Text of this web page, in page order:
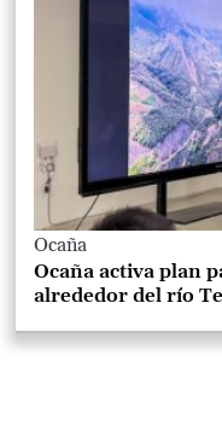
Ocaña
Ocaña activa plan
alrededor del río